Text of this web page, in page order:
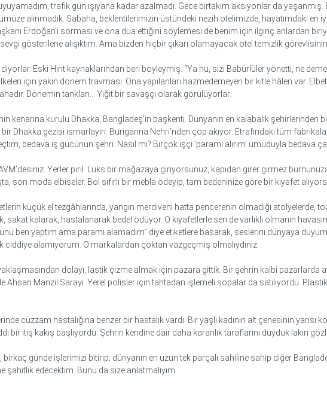
trafik gün ışıyana kadar azalmadı. Gece birtakım aksiyonlar da yaşanmış.
alınmadık. Sabaha, beklentilerimizin üstündeki nezih otelimizde, hayatımdaki
Erdoğan’ı sorması ve ona dua ettiğini söylemesi de benim için ilginç anlardan
gösterilene alışıktım. Ama bizden hiçbir çıkarı olamayacak otel temizlik
diyorlar. Eski Hint kaynaklarından beri böyleymiş. “Ya hu, sizi Babürlüler yönetti, ne
için yakın dönem travması. Ona yapılanları hazmedemeyen bir kitle hâlen var.
Dönemin tankları… Yiğit bir savaşçı olarak görülüyorlar.
kenarına kurulu Dhakka, Bangladeş’in başkenti. Dünyanın en kalabalık
Dhakka gezisi ısmarlayın. Buriganna Nehri’nden çöp akıyor. Etrafındaki tüm
bedava iş gücünün şehri. Nasıl mı? Birçok işçi ‘paramı alırım’ umuduyla bedava
Yerler pırıl. Lüks bir mağazaya giriyorsunuz, kapıdan girer girmez
son moda elbiseler. Bol sıfırlı bir mebla ödeyip, tam bedeninize göre bir kıyafet
küçük el tezgâhlarında, yangın merdiveni hatta pencerenin olmadığı
kalarak, hastalanarak bedel ödüyor. O kıyafetlerle sen de varlıklı olmanın
ben yaptım ama paramı alamadım” diye etiketlere basarak, seslerini dünyaya
ciddiye alamıyorum. O markalardan çoktan vazgeçmiş olmalıydınız.
dolayı, lastik çizme almak için pazara gittik. Bir şehrin kalbi pazarlarda
Ahsan Manzil Sarayı. Yerel polisler için tahtadan işlemeli sopalar da satılıyordu.
cüzzam hastalığına benzer bir hastalık vardı. Bir yaşlı kadının alt çenesinin
bir itiş kakış başlıyordu. Şehrin kendine dair daha karanlık taraflarını duyduk lakin
günde işlerimizi bitirip; dünyanın en uzun tek parçalı sahiline sahip diğer
şahitlik edecektim. Bunu da size anlatmalıyım.